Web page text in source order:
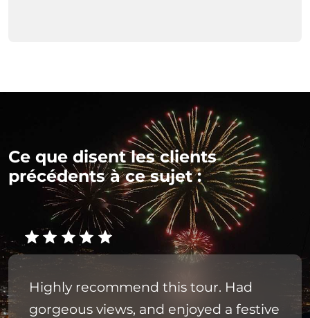
Ce que disent les clients
précédents à ce sujet :
Highly recommend this tour. Had
gorgeous views, and enjoyed a festive